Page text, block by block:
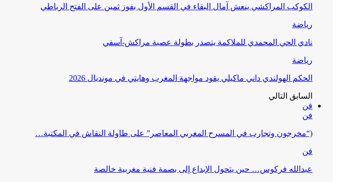
الكوكب المراكشي ينعش آمال البقاء في القسم الأول بفوز ثمين على الفتح الرباطي
رياضة
نادي الحي المحمدي للملاكمة يتصدر بطولة عصبة مراكش-آسفي
رياضة
الحكم الهولندي داني ماكيلي يقود مواجهة المغرب وهايتي في مونديال 2026
السابق التالي
فن
فن
(“مخرجون وتجارب في المسرح المغربي المعاصر” على طاولة النقاش في المكتبة…
فن
عبدالله فركوس… حين يتحول الإبداع إلى بصمة فنية مغربية خالصة